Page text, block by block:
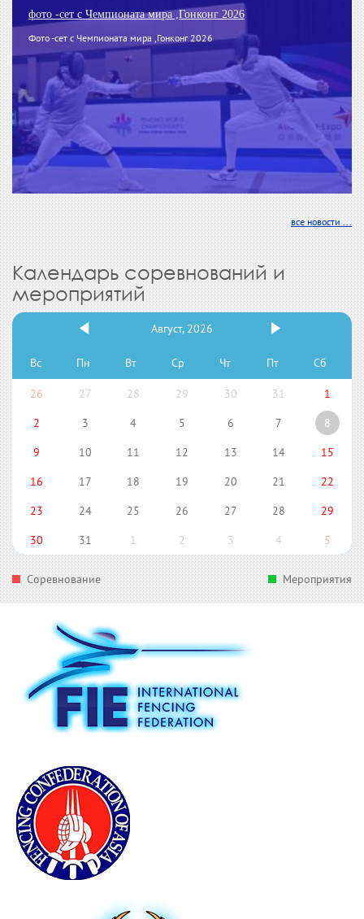
фото -сет с Чемпионата мира ,Гонконг 2026
Фото -сет с Чемпионата мира ,Гонконг 2026
все новости ...
Календарь соревнований и
мероприятий
Август, 2026
Вс Пн Вт Ср Чт Пт Сб
26 27 28 29 30 31
1
2
3 4 5 6 7
8
9
10 11 12 13 14
15
16
17 18 19 20 21
22
23
24 25 26 27 28
29
30
31 1 2 3 4 5
Соревнование Мероприятия